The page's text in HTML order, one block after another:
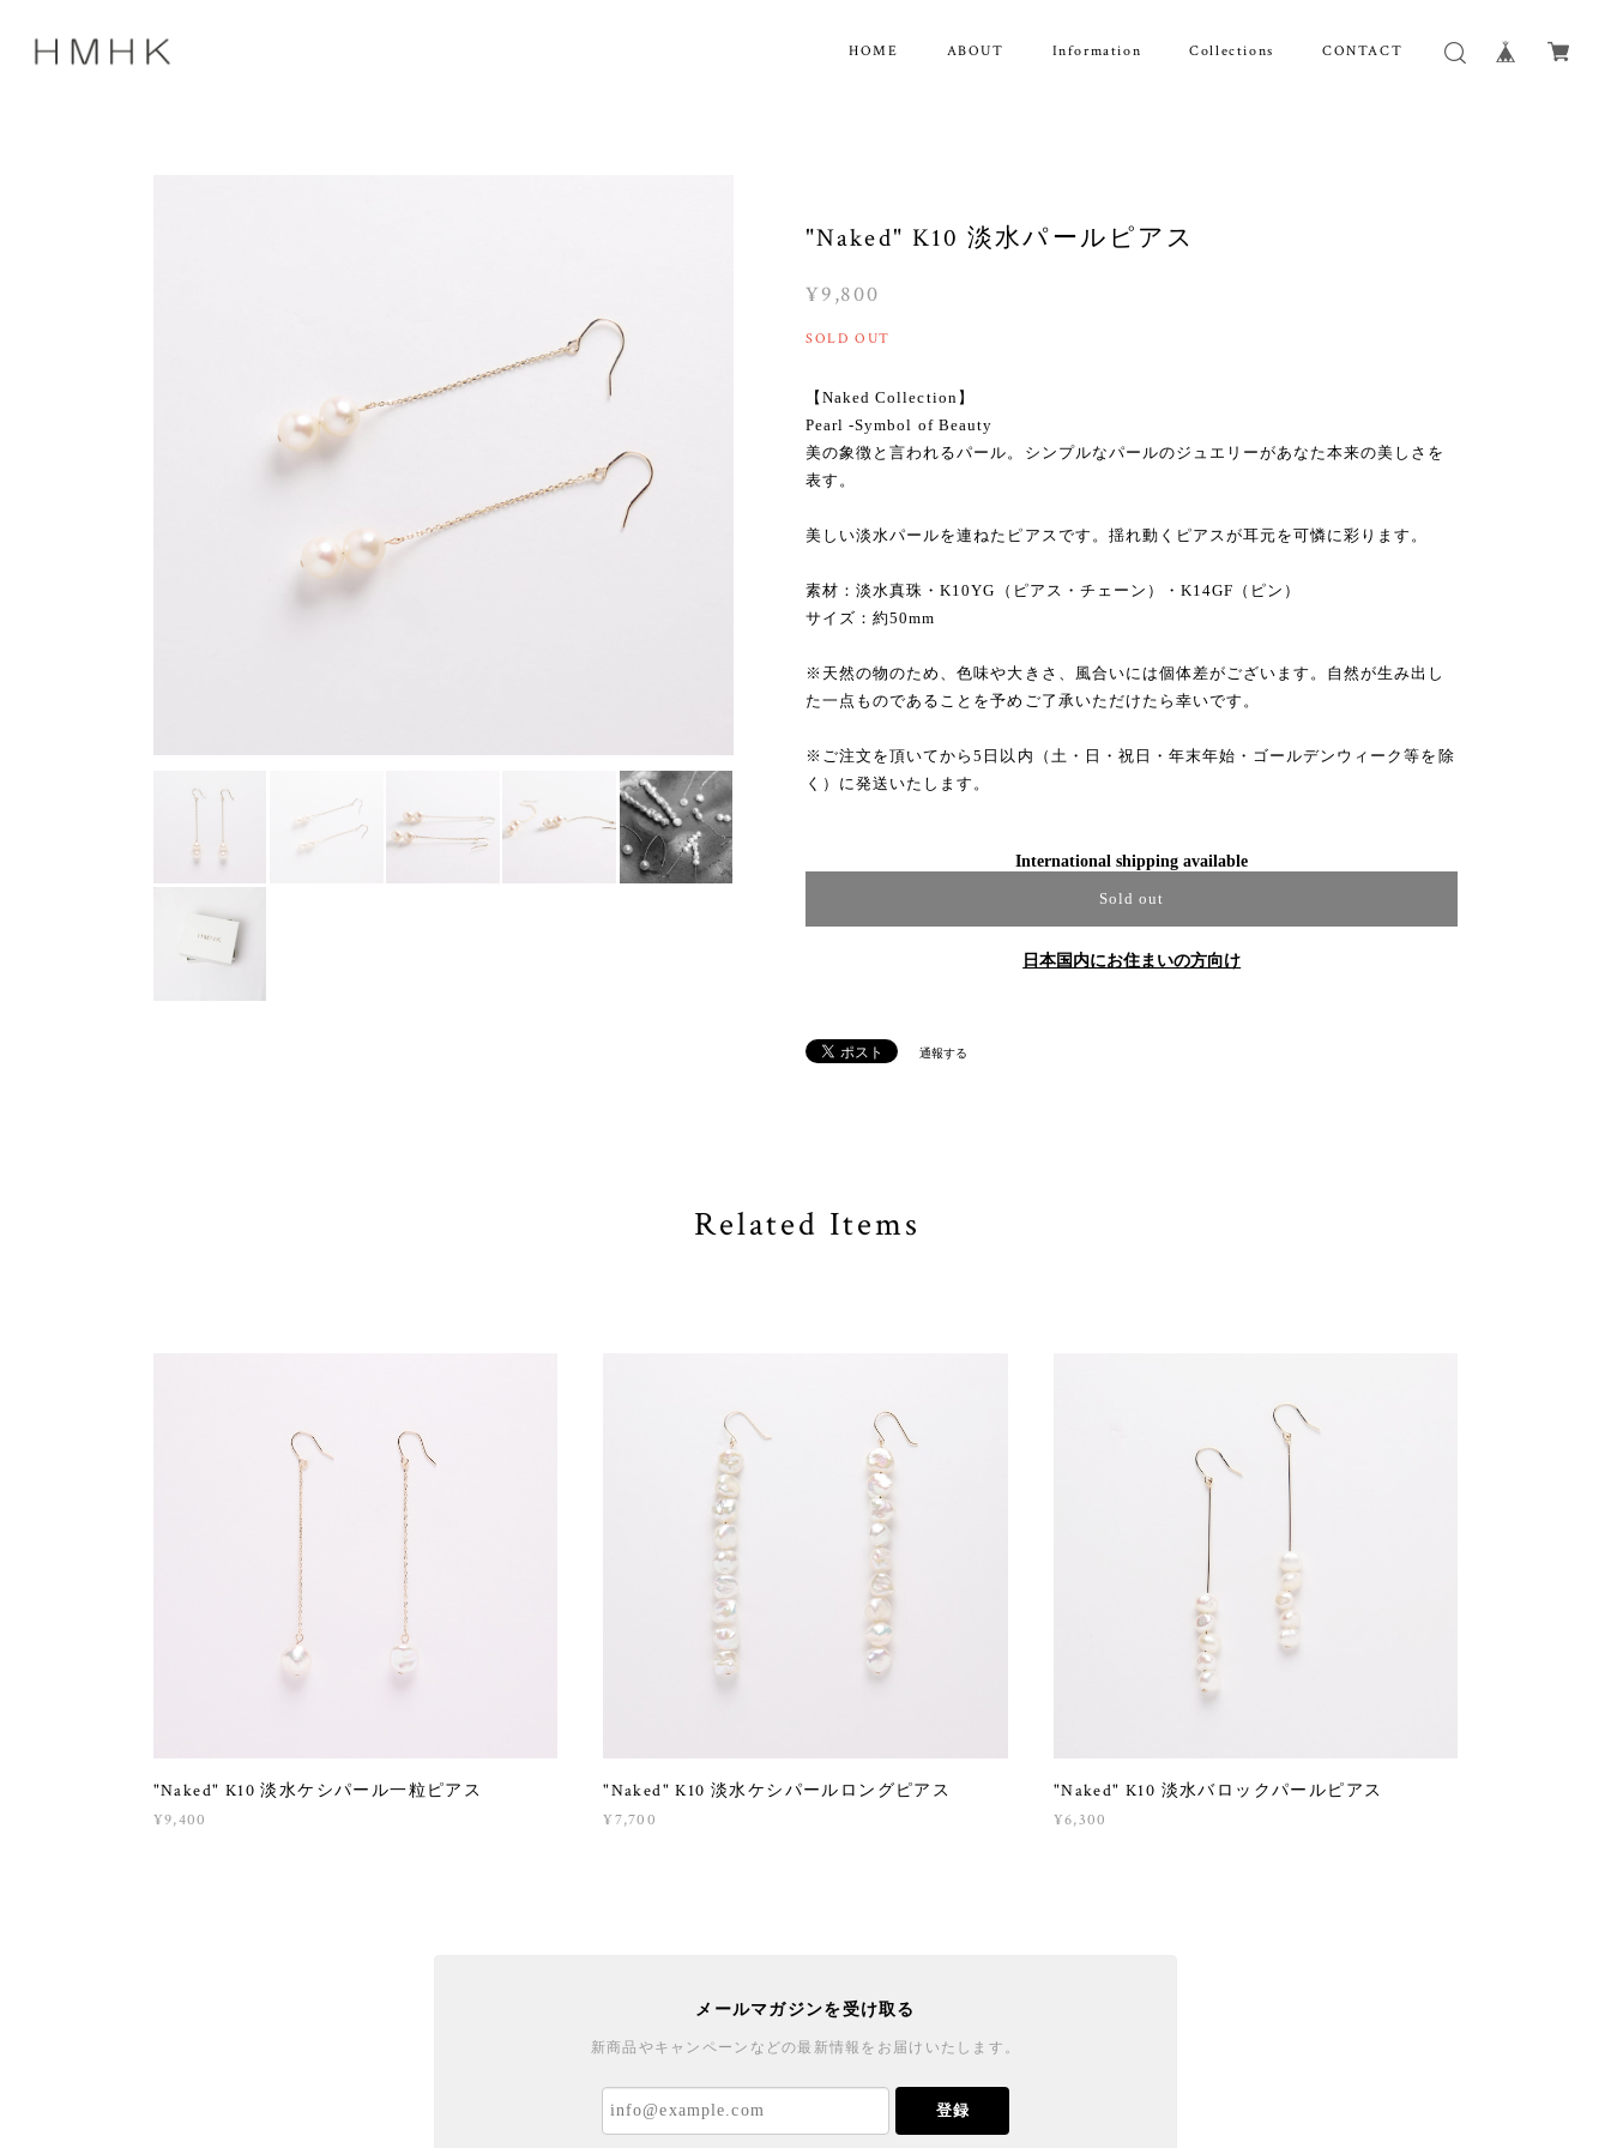
HOME ABOUT Information Collections CONTACT
"Naked" K10 淡水パールピアス
¥9,800
SOLD OUT
【Naked Collection】
Pearl -Symbol of Beauty
美の象徴と言われるパール。シンプルなパールのジュエリーがあなた本来の美しさを
表す。
美しい淡水パールを連ねたピアスです。揺れ動くピアスが耳元を可憐に彩ります。
素材：淡水真珠・K10YG（ピアス・チェーン）・K14GF（ピン）
サイズ：約50mm
※天然の物のため、色味や大きさ、風合いには個体差がございます。自然が生み出し
た一点ものであることを予めご了承いただけたら幸いです。
※ご注文を頂いてから5日以内（土・日・祝日・年末年始・ゴールデンウィーク等を除
く）に発送いたします。
International shipping available
Sold out
日本国内にお住まいの方向け
通報する
Related Items
"Naked" K10 淡水ケシパール一粒ピアス
¥9,400
"Naked" K10 淡水ケシパールロングピアス
¥7,700
"Naked" K10 淡水バロックパールピアス
¥6,300
メールマガジンを受け取る
新商品やキャンペーンなどの最新情報をお届けいたします。
登録